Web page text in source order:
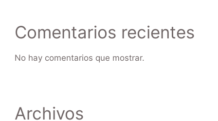
Comentarios recientes
No hay comentarios que mostrar.
Archivos